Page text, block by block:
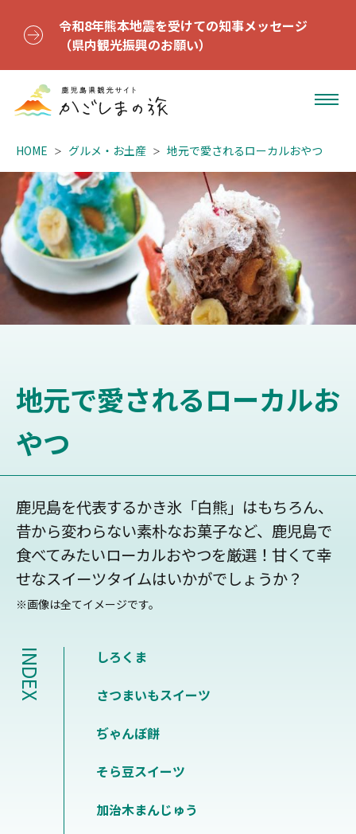
令和8年熊本地震を受けての知事メッセージ
（県内観光振興のお願い）
HOME グルメ・お土産 地元で愛されるローカルおやつ
地元で愛されるローカルお
やつ
鹿児島を代表するかき氷「白熊」はもちろん、
昔から変わらない素朴なお菓子など、鹿児島で
食べてみたいローカルおやつを厳選！甘くて幸
せなスイーツタイムはいかがでしょうか？
※画像は全てイメージです。
INDEX
しろくま
さつまいもスイーツ
ぢゃんぼ餅
そら豆スイーツ
加治木まんじゅう